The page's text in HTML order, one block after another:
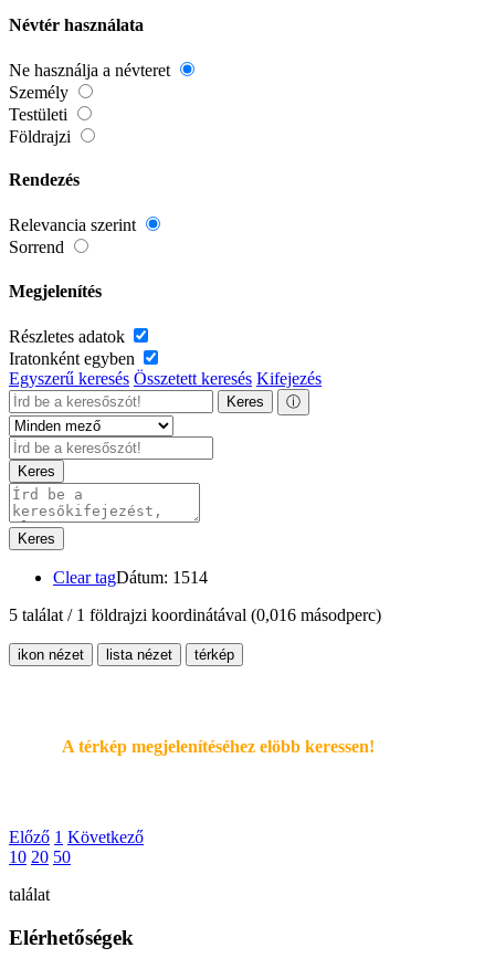
Névtér használata
Ne használja a névteret
Személy
Testületi
Földrajzi
Rendezés
Relevancia szerint
Sorrend
Megjelenítés
Részletes adatok
Iratonként egyben
Egyszerű keresés Összetett keresés Kifejezés
Keres ⓘ
Keres
Keres
Clear tagDátum: 1514
5 találat / 1 földrajzi koordinátával (0,016 másodperc)
ikon nézet lista nézet térkép
A térkép megjelenítéséhez elöbb keressen!
Előző 1 Következő
10 20 50
találat
Elérhetőségek